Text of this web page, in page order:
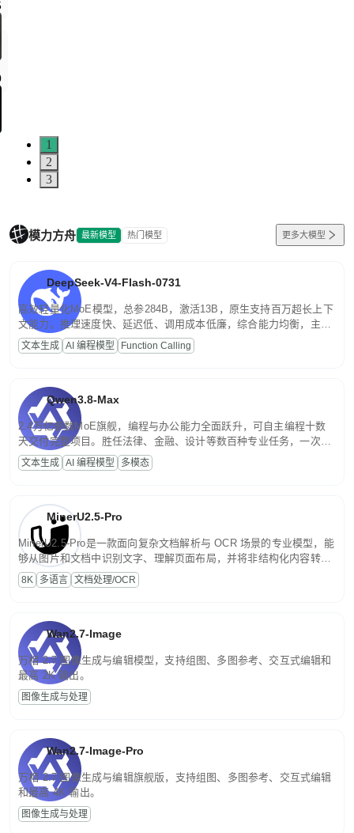
1
2
3
模力方舟 最新模型 热门模型 更多大模型
DeepSeek-V4-Flash-0731
高效轻量化MoE模型，总参284B，激活13B，原生支持百万超长上下
文能力。推理速度快、延迟低、调用成本低廉，综合能力均衡，主打
高并发、轻量化任务，适合日常对话、内容创作、基础 RAG、批量
文案处理等普惠刚需场景。
文本生成 AI 编程模型 Function Calling
Qwen3.8-Max
2.4万亿参数MoE旗舰，编程与办公能力全面跃升，可自主编程十数
天交付完整项目。胜任法律、金融、设计等数百种专业任务，一次对
话端到端交付生产级成果。原生视觉理解贯穿规划、执行与验证全流
程，支持超长文档与长视频的深度语义解析。长程任务中自主规划与
文本生成 AI 编程模型 多模态
MinerU2.5-Pro
MinerU2.5-Pro是一款面向复杂文档解析与 OCR 场景的专业模型，能
够从图片和文档中识别文字、理解页面布局，并将非结构化内容转换
为便于存储、检索和二次处理的结构化结果。
8K 多语言 文档处理/OCR
Wan2.7-Image
万相 2.7 图像生成与编辑模型，支持组图、多图参考、交互式编辑和
最高 2K 输出。
图像生成与处理
Wan2.7-Image-Pro
万相 2.7 图像生成与编辑旗舰版，支持组图、多图参考、交互式编辑
和最高 4K 输出。
图像生成与处理